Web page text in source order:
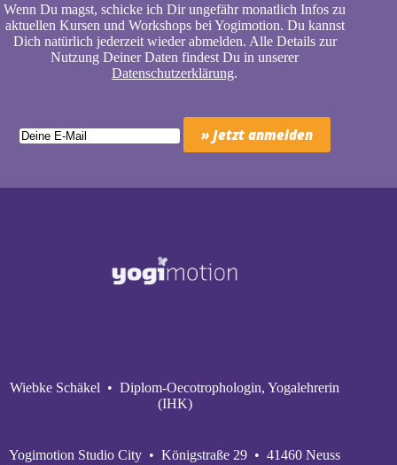
Wenn Du magst, schicke ich Dir ungefähr monatlich Infos zu
aktuellen Kursen und Workshops bei Yogimotion. Du kannst
Dich natürlich jederzeit wieder abmelden. Alle Details zur
Nutzung Deiner Daten findest Du in unserer
Datenschutzerklärung.
Wiebke Schäkel • Diplom-Oecotrophologin, Yogalehrerin
(IHK)
Yogimotion Studio City • Königstraße 29 • 41460 Neuss